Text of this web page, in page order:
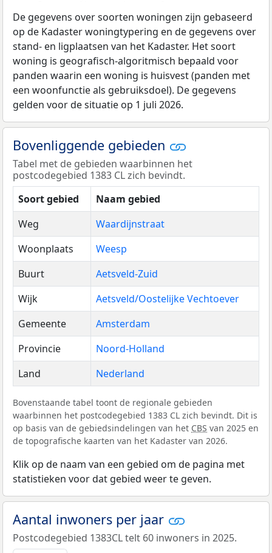
De gegevens over soorten woningen zijn gebaseerd
op de Kadaster woningtypering en de gegevens over
stand- en ligplaatsen van het Kadaster. Het soort
woning is geografisch-algoritmisch bepaald voor
panden waarin een woning is huisvest (panden met
een woonfunctie als gebruiksdoel). De gegevens
gelden voor de situatie op 1 juli 2026.
Bovenliggende gebieden
Tabel met de gebieden waarbinnen het
postcodegebied 1383 CL zich bevindt.
Soort gebied
Naam gebied
Weg
Waardijnstraat
Woonplaats
Weesp
Buurt
Aetsveld-Zuid
Wijk
Aetsveld/Oostelijke Vechtoever
Gemeente
Amsterdam
Provincie
Noord-Holland
Land
Nederland
Bovenstaande tabel toont de regionale gebieden
waarbinnen het postcodegebied 1383 CL zich bevindt. Dit is
op basis van de gebiedsindelingen van het CBS van 2025 en
de topografische kaarten van het Kadaster van 2026.
Klik op de naam van een gebied om de pagina met
statistieken voor dat gebied weer te geven.
Aantal inwoners per jaar
Postcodegebied 1383CL telt 60 inwoners in 2025.